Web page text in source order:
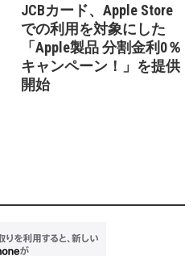
JCBカード、Apple Store
での利用を対象にした
「Apple製品 分割金利0％
キャンペーン！」を提供
開始